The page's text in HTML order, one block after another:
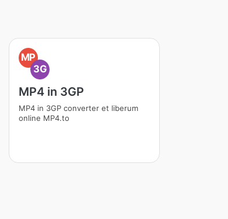
MP
3G
MP4 in 3GP
MP4 in 3GP converter et liberum
online MP4.to